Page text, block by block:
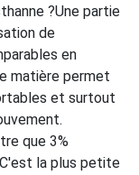
?Une partie
de
en
matière permet
et surtout
que 3%
la plus petite